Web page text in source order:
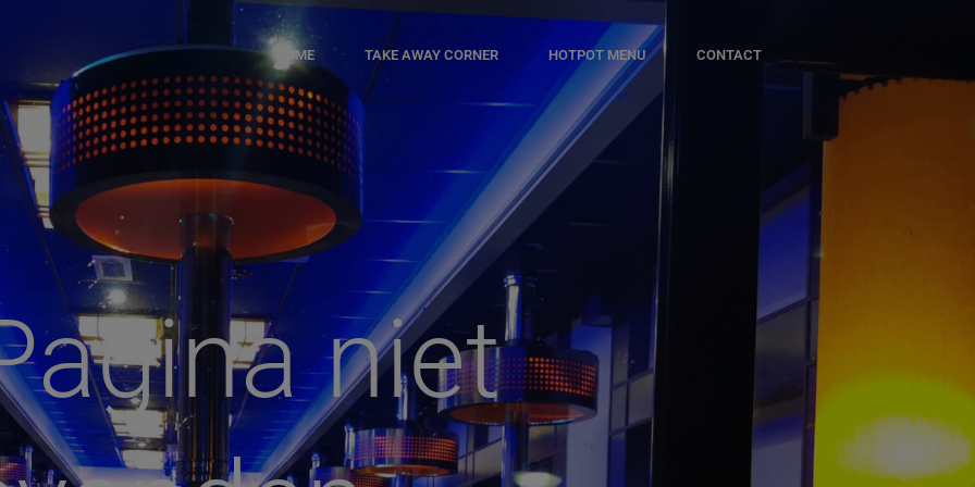
HOME TAKE AWAY CORNER HOTPOT MENU CONTACT
niet